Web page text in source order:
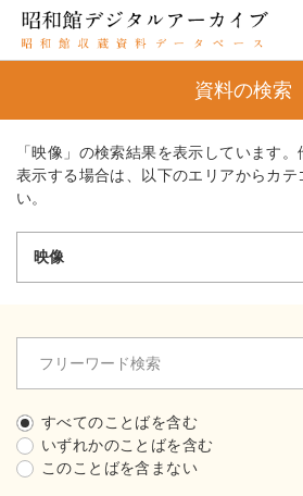
資料の検索
「映像」の検索結果を表示しています
表示する場合は、以下のエリアからカテ
い。
映像
すべてのことばを含む
いずれかのことばを含む
このことばを含まない